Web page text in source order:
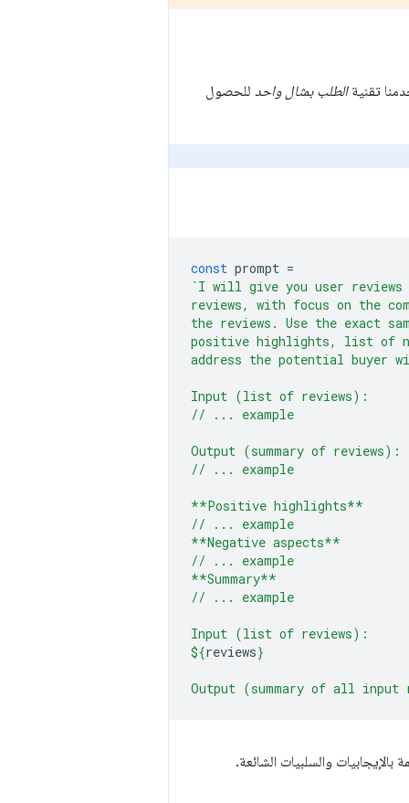
تقنيةالطلب بمثال واحد للحصول
const prompt =
`I will give you user reviews
reviews, with focus on the
the reviews. Use the exact
positive highlights, list of
address the potential buyer
Input (list of reviews):
// ... example
Output (summary of reviews):
// ... example
**Positive highlights**
// ... example
**Negative aspects**
// ... example
**Summary**
// ... example
Input (list of reviews):
${reviews}
Output (summary of all input
والسلبيات الشائعة.